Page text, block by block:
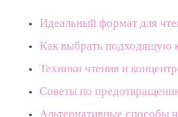
Идеальный формат для
Как выбрать подходящую
Техники чтения и
Советы по
Альтернативные способы